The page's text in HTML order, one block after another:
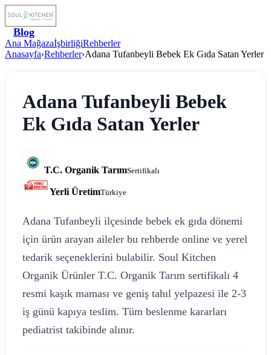
Blog
Ana MağazaİşbirliğiRehberler
Anasayfa›Rehberler›Adana Tufanbeyli Bebek Ek Gıda Satan Yerler
Adana Tufanbeyli Bebek
Ek Gıda Satan Yerler
T.C. Organik TarımSertifikalı
Yerli ÜretimTürkiye
Adana Tufanbeyli ilçesinde bebek ek gıda dönemi
için ürün arayan aileler bu rehberde online ve yerel
tedarik seçeneklerini bulabilir. Soul Kitchen
Organik Ürünler T.C. Organik Tarım sertifikalı 4
resmi kaşık maması ve geniş tahıl yelpazesi ile 2-3
iş günü kapıya teslim. Tüm beslenme kararları
pediatrist takibinde alınır.